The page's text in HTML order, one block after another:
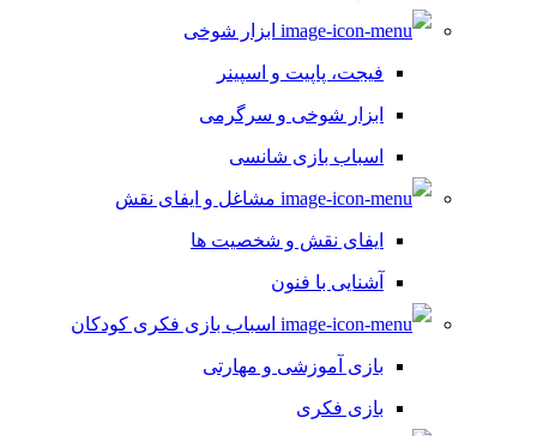
ابزار شوخی
فیجت، پاپیت و اسپینر
ابزار شوخی و سرگرمی
اسباب بازی شانسی
مشاغل و ایفای نقش
ایفای نقش و شخصیت ها
آشنایی با فنون
اسباب بازی فکری کودکان
بازی آموزشی و مهارتی
بازی فکری